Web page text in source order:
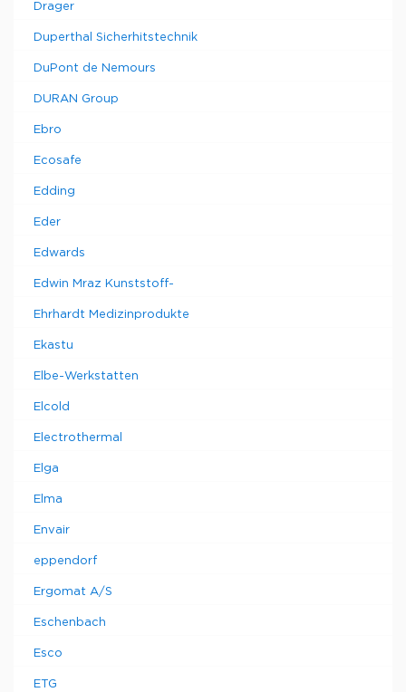
Drager
Duperthal Sicherhitstechnik
DuPont de Nemours
DURAN Group
Ebro
Ecosafe
Edding
Eder
Edwards
Edwin Mraz Kunststoff-
Ehrhardt Medizinprodukte
Ekastu
Elbe-Werkstatten
Elcold
Electrothermal
Elga
Elma
Envair
eppendorf
Ergomat A/S
Eschenbach
Esco
ETG